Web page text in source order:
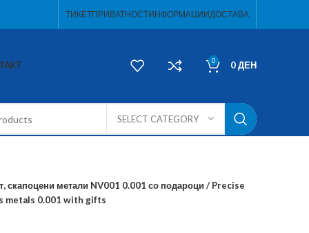
ТИКЕТПРИВАТНОСТИНФОРМАЦИИДОСТАВА
0 0ДЕН
SELECT CATEGORY
скапоцени метали NV001 0.001 со подароци / Precise
metals 0.001 with gifts